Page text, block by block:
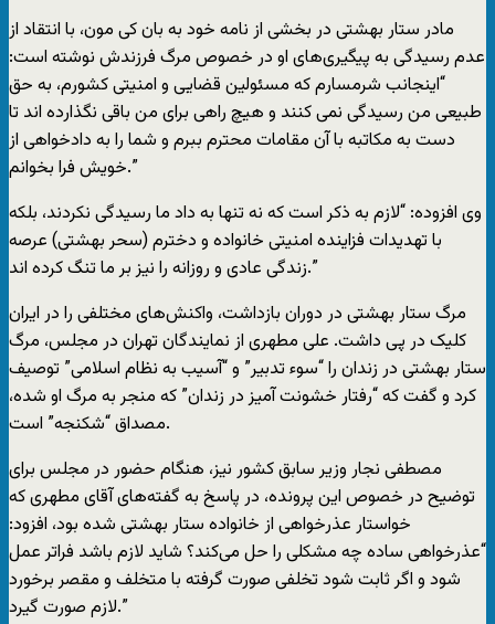
مادر ستار بهشتی در بخشی از نامه خود به بان کی مون، با انتقاد از
عدم رسیدگی به پیگیری‌های او در خصوص مرگ فرزندش نوشته است:
“اینجانب شرمسارم که مسئولین قضایی و امنیتی کشورم، به حق
طبیعی من رسیدگی نمی کنند و هیچ راهی برای من باقی نگذارده اند تا
دست به مکاتبه با آن مقامات محترم ببرم و شما را به دادخواهی از
خویش فرا بخوانم.”
وی افزوده: “لازم به ذکر است که نه تنها به داد ما رسیدگی نکردند، بلکه
با تهدیدات فزاینده امنیتی خانواده و دخترم (سحر بهشتی) عرصه
زندگی عادی و روزانه را نیز بر ما تنگ کرده اند.”
مرگ ستار بهشتی در دوران بازداشت، واکنش‌های مختلفی را در ایران
کلیک در پی داشت. علی مطهری از نمایندگان تهران در مجلس، مرگ
ستار بهشتی در زندان را “سوء تدبیر” و “آسیب به نظام اسلامی” توصیف
کرد و گفت که “رفتار خشونت آمیز در زندان” که منجر به مرگ او شده،
مصداق “شکنجه” است.
مصطفی نجار وزیر سابق کشور نیز، هنگام حضور در مجلس برای
توضیح در خصوص این پرونده، در پاسخ به گفته‌های آقای مطهری که
خواستار عذرخواهی از خانواده ستار بهشتی شده بود، افزود:
“عذرخواهی ساده چه مشکلی را حل می‌کند؟ شاید لازم باشد فراتر عمل
شود و اگر ثابت شود تخلفی صورت گرفته با متخلف و مقصر برخورد
لازم صورت گیرد.”